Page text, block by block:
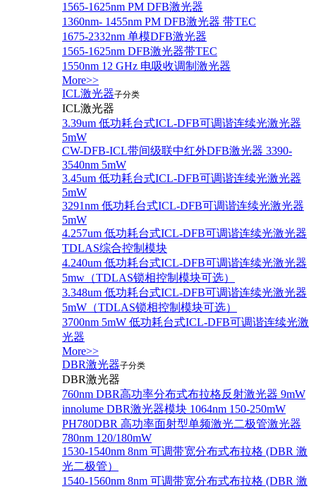
1565-1625nm PM DFB激光器
1360nm- 1455nm PM DFB激光器 带TEC
1675-2332nm 单模DFB激光器
1565-1625nm DFB激光器带TEC
1550nm 12 GHz 电吸收调制激光器
More>>
ICL激光器子分类
ICL激光器
3.39um 低功耗台式ICL-DFB可调谐连续光激光器
5mW
CW-DFB-ICL带间级联中红外DFB激光器 3390-
3540nm 5mW
3.45um 低功耗台式ICL-DFB可调谐连续光激光器
5mW
3291nm 低功耗台式ICL-DFB可调谐连续光激光器
5mW
4.257um 低功耗台式ICL-DFB可调谐连续光激光器
TDLAS综合控制模块
4.240um 低功耗台式ICL-DFB可调谐连续光激光器
5mw（TDLAS锁相控制模块可选）
3.348um 低功耗台式ICL-DFB可调谐连续光激光器
5mW（TDLAS锁相控制模块可选）
3700nm 5mW 低功耗台式ICL-DFB可调谐连续光激
光器
More>>
DBR激光器子分类
DBR激光器
760nm DBR高功率分布式布拉格反射激光器 9mW
innolume DBR激光器模块 1064nm 150-250mW
PH780DBR 高功率面射型单频激光二极管激光器
780nm 120/180mW
1530-1540nm 8nm 可调带宽分布式布拉格 (DBR 激
光二极管）
1540-1560nm 8nm 可调带宽分布式布拉格 (DBR 激